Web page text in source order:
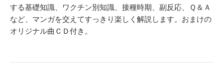
する基礎知識、ワクチン別知識、接種時期、副反応、Ｑ＆Ａ
など、マンガを交えてすっきり楽しく解説します。おまけの
オリジナル曲ＣＤ付き。